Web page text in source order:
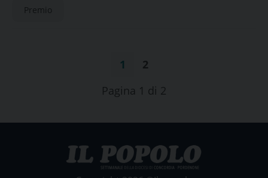
Premio
1
2
Pagina 1 di 2